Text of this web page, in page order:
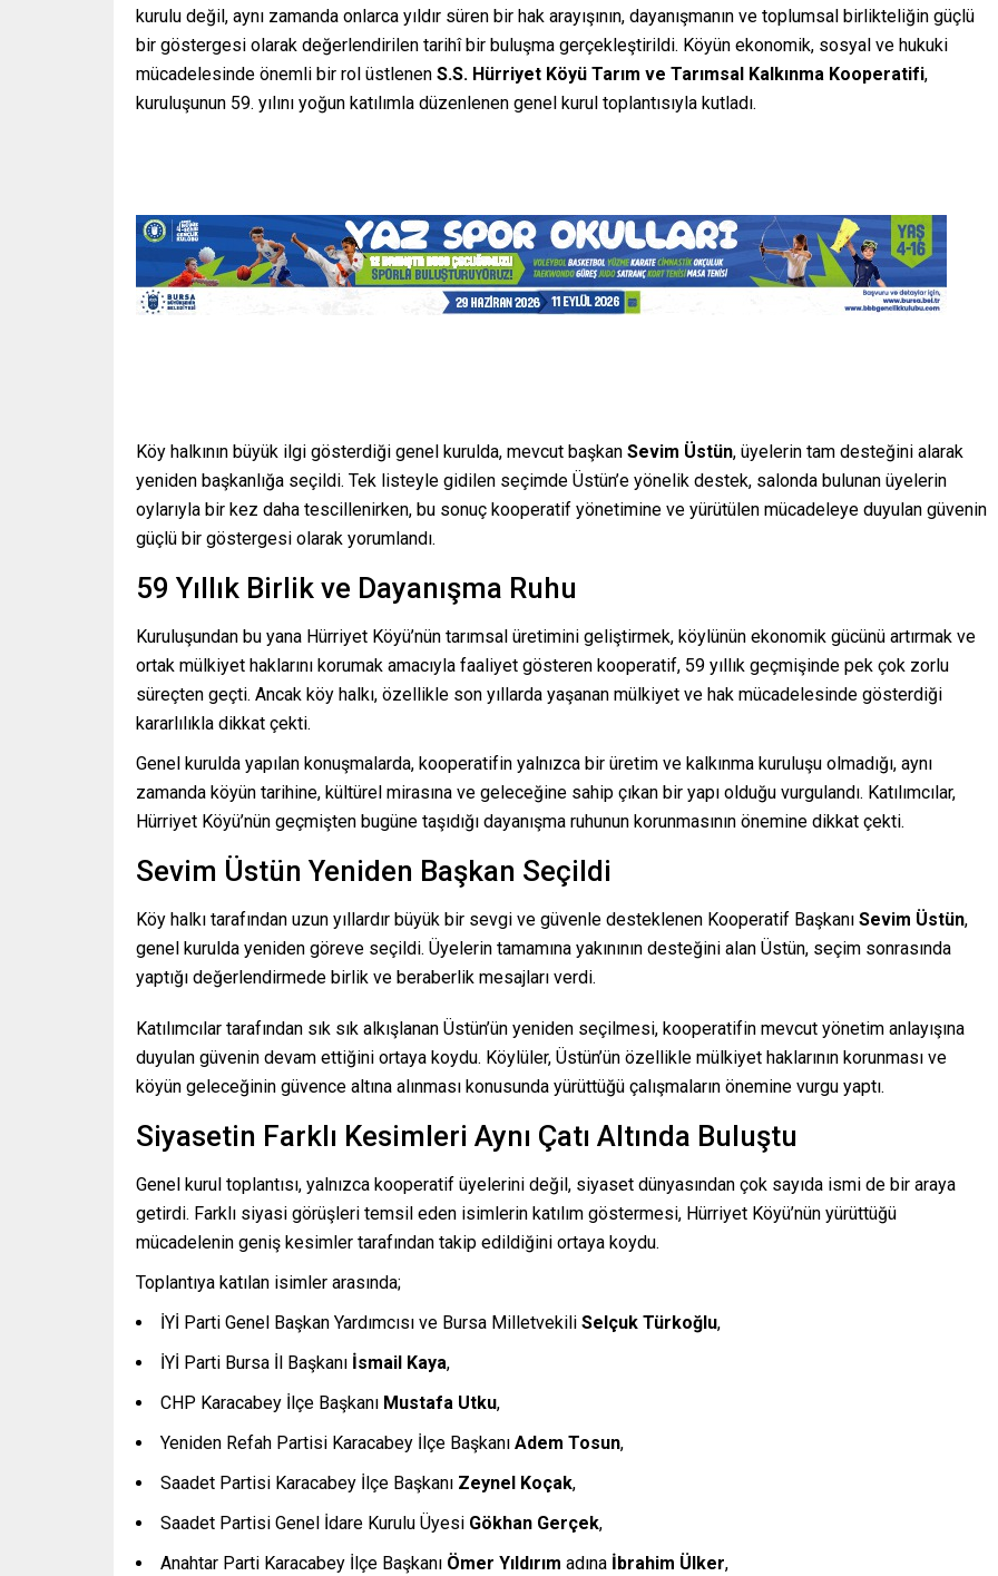
kurulu değil, aynı zamanda onlarca yıldır süren bir hak arayışının, dayanışmanın ve toplumsal birlikteliğin güçlü
bir göstergesi olarak değerlendirilen tarihî bir buluşma gerçekleştirildi. Köyün ekonomik, sosyal ve hukuki
mücadelesinde önemli bir rol üstlenen S.S. Hürriyet Köyü Tarım ve Tarımsal Kalkınma Kooperatifi,
kuruluşunun 59. yılını yoğun katılımla düzenlenen genel kurul toplantısıyla kutladı.
Köy halkının büyük ilgi gösterdiği genel kurulda, mevcut başkan Sevim Üstün, üyelerin tam desteğini alarak
yeniden başkanlığa seçildi. Tek listeyle gidilen seçimde Üstün’e yönelik destek, salonda bulunan üyelerin
oylarıyla bir kez daha tescillenirken, bu sonuç kooperatif yönetimine ve yürütülen mücadeleye duyulan güvenin
güçlü bir göstergesi olarak yorumlandı.
59 Yıllık Birlik ve Dayanışma Ruhu
Kuruluşundan bu yana Hürriyet Köyü’nün tarımsal üretimini geliştirmek, köylünün ekonomik gücünü artırmak ve
ortak mülkiyet haklarını korumak amacıyla faaliyet gösteren kooperatif, 59 yıllık geçmişinde pek çok zorlu
süreçten geçti. Ancak köy halkı, özellikle son yıllarda yaşanan mülkiyet ve hak mücadelesinde gösterdiği
kararlılıkla dikkat çekti.
Genel kurulda yapılan konuşmalarda, kooperatifin yalnızca bir üretim ve kalkınma kuruluşu olmadığı, aynı
zamanda köyün tarihine, kültürel mirasına ve geleceğine sahip çıkan bir yapı olduğu vurgulandı. Katılımcılar,
Hürriyet Köyü’nün geçmişten bugüne taşıdığı dayanışma ruhunun korunmasının önemine dikkat çekti.
Sevim Üstün Yeniden Başkan Seçildi
Köy halkı tarafından uzun yıllardır büyük bir sevgi ve güvenle desteklenen Kooperatif Başkanı Sevim Üstün,
genel kurulda yeniden göreve seçildi. Üyelerin tamamına yakınının desteğini alan Üstün, seçim sonrasında
yaptığı değerlendirmede birlik ve beraberlik mesajları verdi.
Katılımcılar tarafından sık sık alkışlanan Üstün’ün yeniden seçilmesi, kooperatifin mevcut yönetim anlayışına
duyulan güvenin devam ettiğini ortaya koydu. Köylüler, Üstün’ün özellikle mülkiyet haklarının korunması ve
köyün geleceğinin güvence altına alınması konusunda yürüttüğü çalışmaların önemine vurgu yaptı.
Siyasetin Farklı Kesimleri Aynı Çatı Altında Buluştu
Genel kurul toplantısı, yalnızca kooperatif üyelerini değil, siyaset dünyasından çok sayıda ismi de bir araya
getirdi. Farklı siyasi görüşleri temsil eden isimlerin katılım göstermesi, Hürriyet Köyü’nün yürüttüğü
mücadelenin geniş kesimler tarafından takip edildiğini ortaya koydu.
Toplantıya katılan isimler arasında;
İYİ Parti Genel Başkan Yardımcısı ve Bursa Milletvekili Selçuk Türkoğlu,
İYİ Parti Bursa İl Başkanı İsmail Kaya,
CHP Karacabey İlçe Başkanı Mustafa Utku,
Yeniden Refah Partisi Karacabey İlçe Başkanı Adem Tosun,
Saadet Partisi Karacabey İlçe Başkanı Zeynel Koçak,
Saadet Partisi Genel İdare Kurulu Üyesi Gökhan Gerçek,
Anahtar Parti Karacabey İlçe Başkanı Ömer Yıldırım adına İbrahim Ülker,